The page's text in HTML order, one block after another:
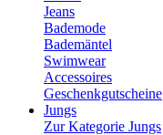
Jeans
Bademode
Bademäntel
Swimwear
Accessoires
Geschenkgutscheine
Jungs
Zur Kategorie Jungs